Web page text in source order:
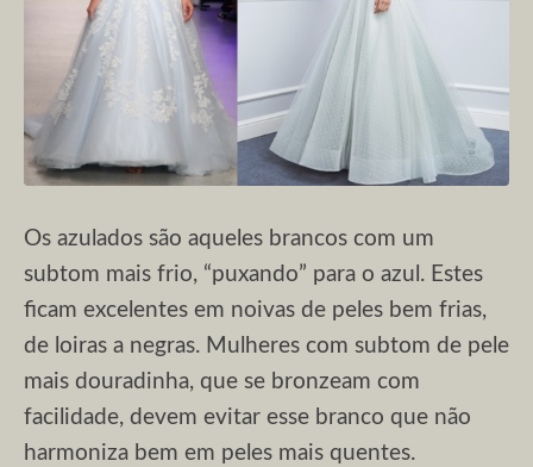
Os azulados são aqueles brancos com um
subtom mais frio, “puxando” para o azul. Estes
ficam excelentes em noivas de peles bem frias,
de loiras a negras. Mulheres com subtom de pele
mais douradinha, que se bronzeam com
facilidade, devem evitar esse branco que não
harmoniza bem em peles mais quentes.